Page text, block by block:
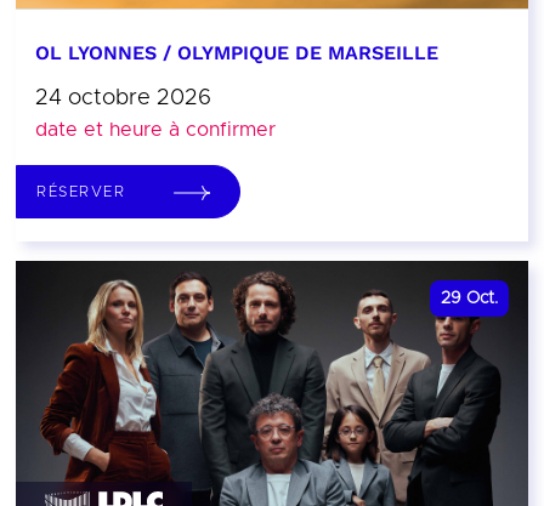
OL LYONNES / OLYMPIQUE DE MARSEILLE
24 octobre 2026
date et heure à confirmer
RÉSERVER
29 Oct.